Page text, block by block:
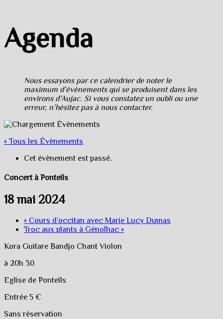
Agenda
Nous essayons par ce calendrier de noter le
maximum d’évènements qui se produisent dans les
environs d’Aujac. Si vous constatez un oubli ou une
erreur, n’hésitez pas à nous contacter.
« Tous les Évènements
Cet évènement est passé.
Concert à Ponteils
18 mai 2024
« Cours d’occitan avec Marie Lucy Dumas
Troc aux plants à Génolhac »
Kora Guitare Bandjo Chant Violon
à 20h 30
Eglise de Ponteils
Entrée 5 €
Sans réservation